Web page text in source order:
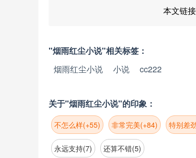
本文链
"烟雨红尘小说"相关标签：
烟雨红尘小说
小说 cc222
关于"烟雨红尘小说"的印象：
不怎么样(+55) 非常完美(+84) 特别差
永远支持(7) 还算不错(5)